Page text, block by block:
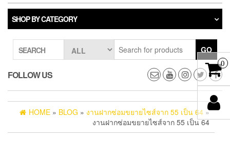
SHOP BY CATEGORY
SEARCH GO
FOLLOW US
HOME » BLOG » งานฝากซ่อมขยายไซส์จาก 55 เป็น 64 »
งานฝากซ่อมขยายไซส์จาก 55 เป็น 64
0